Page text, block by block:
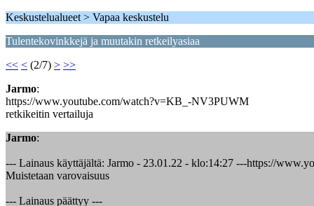
Keskustelualueet > Vapaa keskustelu
Tulentekovinkkejä ja muutakin retkeilyasiaa
<< < (2/7) > >>
Jarmo:
https://www.youtube.com/watch?v=KB_-NV3PUWM
retkikeitin vertailuja
Jarmo:
--- Lainaus käyttäjältä: Jarmo - 23.01.22 - klo:14:27 ---https://
Muistetaan varovaisuus
--- Lainaus päättyy ---